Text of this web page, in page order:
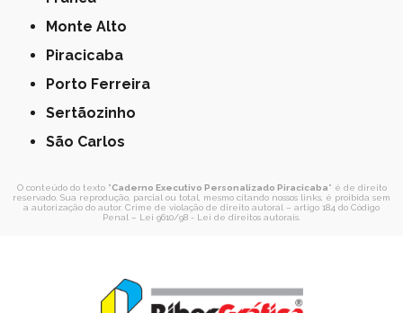
Monte Alto
Piracicaba
Porto Ferreira
Sertãozinho
São Carlos
O conteúdo do texto "Caderno Executivo Personalizado Piracicaba" é de direito
reservado. Sua reprodução, parcial ou total, mesmo citando nossos links, é proibida sem
a autorização do autor. Crime de violação de direito autoral – artigo 184 do Código
Penal – Lei 9610/98 - Lei de direitos autorais.